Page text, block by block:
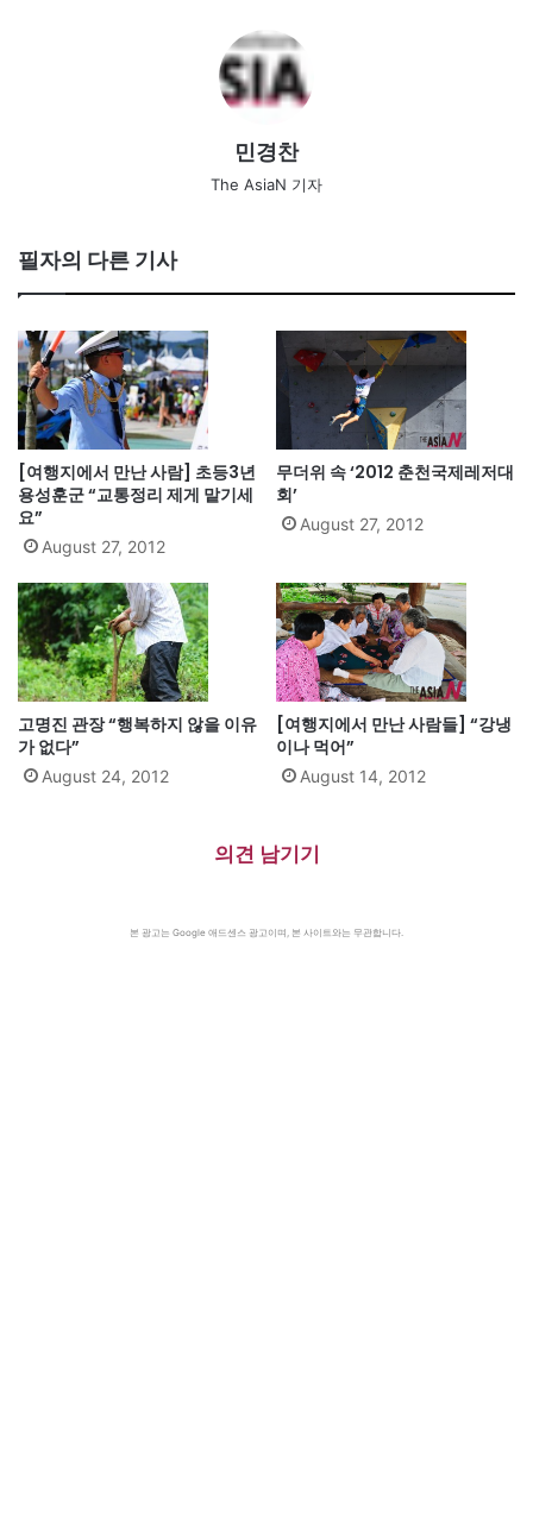
민경찬
The AsiaN 기자
필자의 다른 기사
[여행지에서 만난 사람] 초등3년
용성훈군 “교통정리 제게 맡기세
요”
August 27, 2012
무더위 속 ‘2012 춘천국제레저대
회’
August 27, 2012
고명진 관장 “행복하지 않을 이유
가 없다”
August 24, 2012
[여행지에서 만난 사람들] “강냉
이나 먹어”
August 14, 2012
의견 남기기
본 광고는 Google 애드센스 광고이며, 본 사이트와는 무관합니다.